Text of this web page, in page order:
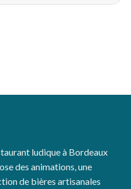
ludique à Bordeaux
des animations, une
de bières artisanales